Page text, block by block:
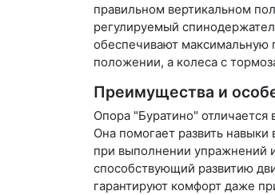
правильном вертикальном
регулируемый
обеспечивают максимальную
положении, а колеса с
Преимущества и
Опора "Буратино" отличается
Она помогает развить
при выполнении упражнений
способствующий развитию
гарантируют комфорт даже